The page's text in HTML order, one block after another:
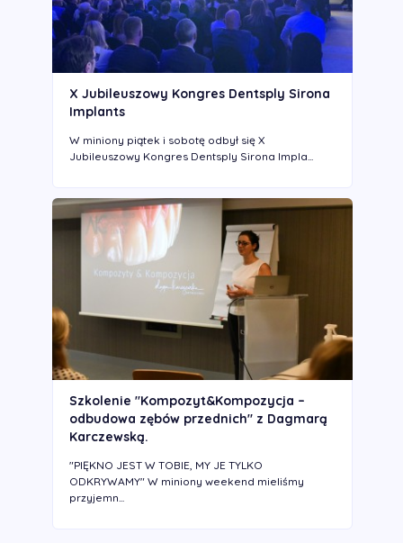
X Jubileuszowy Kongres Dentsply Sirona
Implants
W miniony piątek i sobotę odbył się X
Jubileuszowy Kongres Dentsply Sirona Impla...
Szkolenie "Kompozyt&Kompozycja –
odbudowa zębów przednich" z Dagmarą
Karczewską.
"PIĘKNO JEST W TOBIE, MY JE TYLKO
ODKRYWAMY" W miniony weekend mieliśmy
przyjemn...